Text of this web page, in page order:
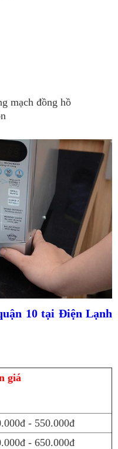
mạch đồng hồ
10 tại Điện Lạnh
giá
- 550.000đ
- 650.000đ